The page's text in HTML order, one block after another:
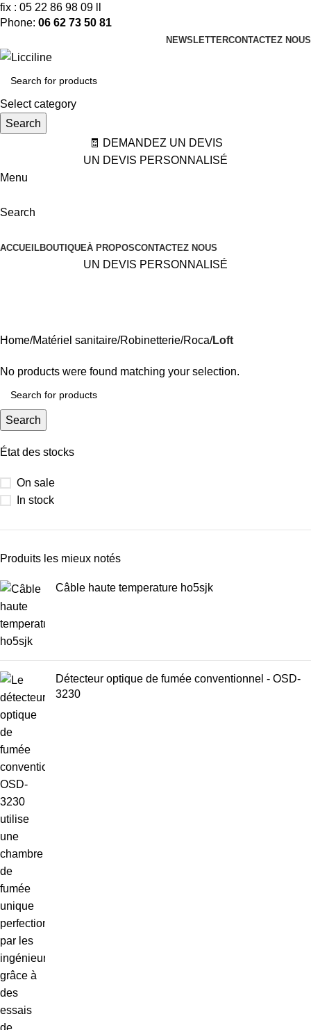
fix : 05 22 86 98 09 ll
Phone: 06 62 73 50 81
NEWSLETTERCONTACTEZ NOUS
Select category
Search
🧾 DEMANDEZ UN DEVIS
UN DEVIS PERSONNALISÉ
Menu
Search
ACCUEILBOUTIQUEÀ PROPOSCONTACTEZ NOUS
UN DEVIS PERSONNALISÉ
État des stocks
On sale
In stock
Produits les mieux notés
Câble haute temperature ho5sjk
Détecteur optique de fumée conventionnel - OSD-
3230
Home Matériel sanitaire Robinetterie Roca Loft
No products were found matching your selection.
Search